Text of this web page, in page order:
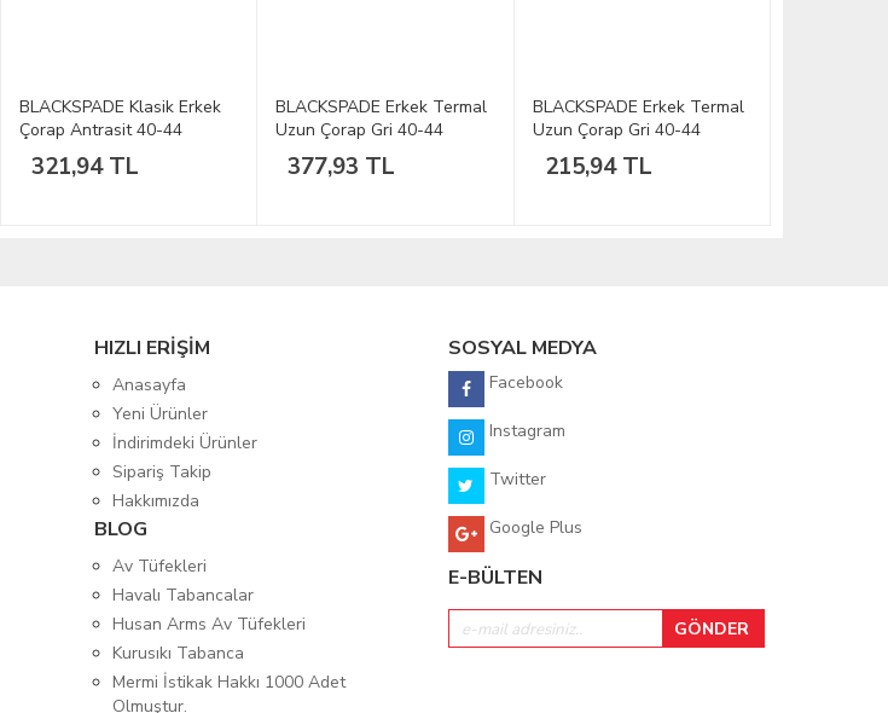
BLACKSPADE Klasik Erkek
Çorap Antrasit 40-44
321,94 TL
BLACKSPADE Erkek Termal
Uzun Çorap Gri 40-44
377,93 TL
BLACKSPADE Erkek Termal
Uzun Çorap Gri 40-44
215,94 TL
HIZLI ERİŞİM
Anasayfa
Yeni Ürünler
İndirimdeki Ürünler
Sipariş Takip
Hakkımızda
BLOG
Av Tüfekleri
Havalı Tabancalar
Husan Arms Av Tüfekleri
Kurusıkı Tabanca
Mermi İstikak Hakkı 1000 Adet
Olmuştur.
SOSYAL MEDYA
Facebook
Instagram
Twitter
Google Plus
E-BÜLTEN